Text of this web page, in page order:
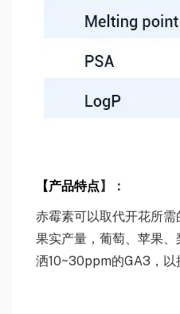
【产品特点】：
赤霉素可以取代开花所
果实产量，葡萄、苹果
洒10~30ppm的GA3，以